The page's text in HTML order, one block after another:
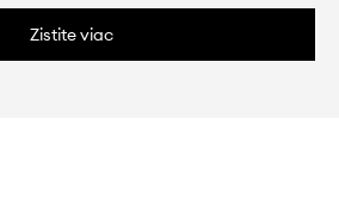
Zistite viac